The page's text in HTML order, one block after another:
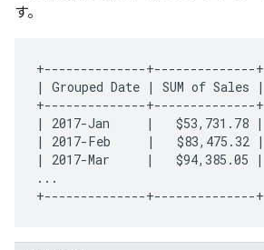
す。
+--------------+--------------+
| Grouped Date | SUM of Sales |
+--------------+--------------+
| 2017-Jan     |   $53,731.78 |
| 2017-Feb     |   $83,475.32 |
| 2017-Mar     |   $94,385.05 |
...